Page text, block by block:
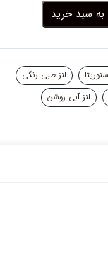
به سبد خرید
لنز طبی رنگی
لنز آبی روشن